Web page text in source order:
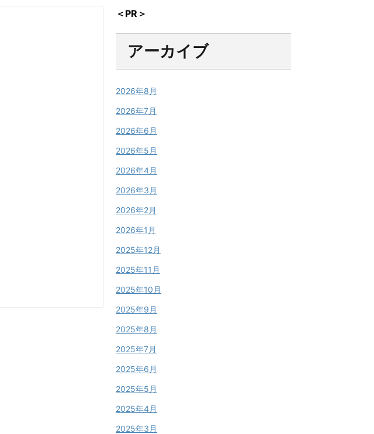
＜PR＞
アーカイブ
2026年8月
2026年7月
2026年6月
2026年5月
2026年4月
2026年3月
2026年2月
2026年1月
2025年12月
2025年11月
2025年10月
2025年9月
2025年8月
2025年7月
2025年6月
2025年5月
2025年4月
2025年3月